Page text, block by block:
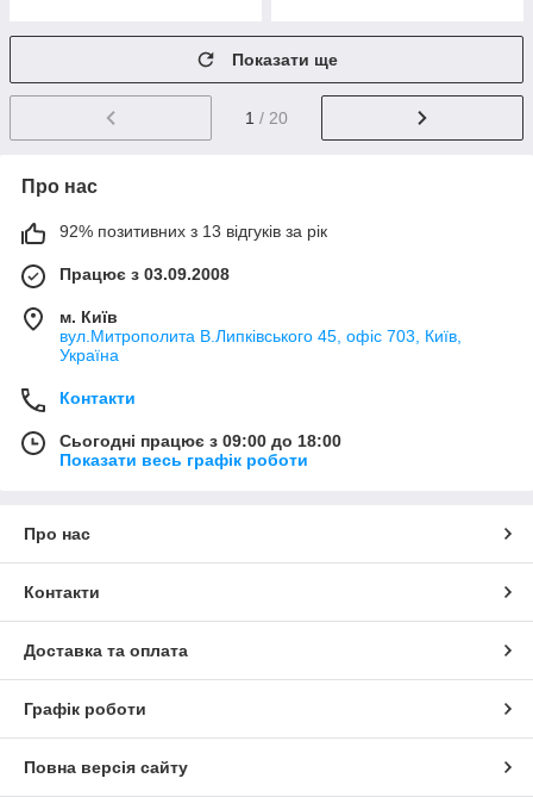
Показати ще
1 / 20
Про нас
92% позитивних з 13 відгуків за рік
Працює з 03.09.2008
м. Київ
вул.Митрополита В.Липківського 45, офіс 703, Київ,
Україна
Контакти
Сьогодні працює з 09:00 до 18:00
Показати весь графік роботи
Про нас
Контакти
Доставка та оплата
Графік роботи
Повна версія сайту